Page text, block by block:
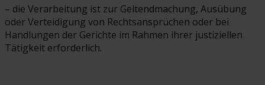
– die Verarbeitung ist zur Geltendmachung, Ausübung
oder Verteidigung von Rechtsansprüchen oder bei
Handlungen der Gerichte im Rahmen ihrer justiziellen
Tätigkeit erforderlich.